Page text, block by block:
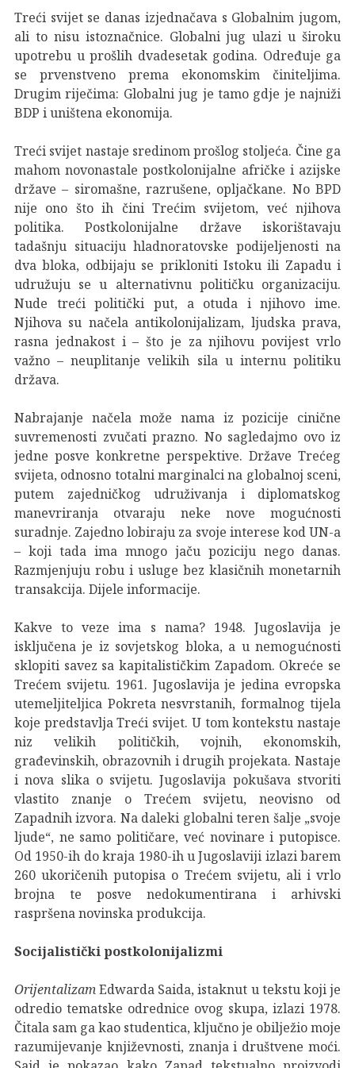
Treći svijet se danas izjednačava s Globalnim jugom,
ali to nisu istoznačnice. Globalni jug ulazi u široku
upotrebu u prošlih dvadesetak godina. Određuje ga
se prvenstveno prema ekonomskim činiteljima.
Drugim riječima: Globalni jug je tamo gdje je najniži
BDP i uništena ekonomija.
Treći svijet nastaje sredinom prošlog stoljeća. Čine ga
mahom novonastale postkolonijalne afričke i azijske
države – siromašne, razrušene, opljačkane. No BPD
nije ono što ih čini Trećim svijetom, već njihova
politika. Postkolonijalne države iskorištavaju
tadašnju situaciju hladnoratovske podijeljenosti na
dva bloka, odbijaju se prikloniti Istoku ili Zapadu i
udružuju se u alternativnu političku organizaciju.
Nude treći politički put, a otuda i njihovo ime.
Njihova su načela antikolonijalizam, ljudska prava,
rasna jednakost i – što je za njihovu povijest vrlo
važno – neuplitanje velikih sila u internu politiku
država.
Nabrajanje načela može nama iz pozicije cinične
suvremenosti zvučati prazno. No sagledajmo ovo iz
jedne posve konkretne perspektive. Države Trećeg
svijeta, odnosno totalni marginalci na globalnoj sceni,
putem zajedničkog udruživanja i diplomatskog
manevriranja otvaraju neke nove mogućnosti
suradnje. Zajedno lobiraju za svoje interese kod UN-a
– koji tada ima mnogo jaču poziciju nego danas.
Razmjenjuju robu i usluge bez klasičnih monetarnih
transakcija. Dijele informacije.
Kakve to veze ima s nama? 1948. Jugoslavija je
isključena je iz sovjetskog bloka, a u nemogućnosti
sklopiti savez sa kapitalističkim Zapadom. Okreće se
Trećem svijetu. 1961. Jugoslavija je jedina evropska
utemeljiteljica Pokreta nesvrstanih, formalnog tijela
koje predstavlja Treći svijet. U tom kontekstu nastaje
niz velikih političkih, vojnih, ekonomskih,
građevinskih, obrazovnih i drugih projekata. Nastaje
i nova slika o svijetu. Jugoslavija pokušava stvoriti
vlastito znanje o Trećem svijetu, neovisno od
Zapadnih izvora. Na daleki globalni teren šalje „svoje
ljude“, ne samo političare, već novinare i putopisce.
Od 1950-ih do kraja 1980-ih u Jugoslaviji izlazi barem
260 ukoričenih putopisa o Trećem svijetu, ali i vrlo
brojna te posve nedokumentirana i arhivski
raspršena novinska produkcija.
Socijalistički postkolonijalizmi
OrijentalizamEdwarda Saida, istaknut u tekstu koji je
odredio tematske odrednice ovog skupa, izlazi 1978.
Čitala sam ga kao studentica, ključno je obilježio moje
razumijevanje književnosti, znanja i društvene moći.